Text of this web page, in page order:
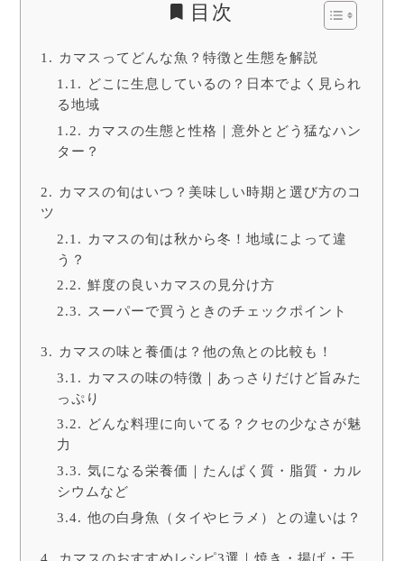
目次
カマスってどんな魚？特徴と生態を解説
どこに生息しているの？日本でよく見られ
る地域
カマスの生態と性格｜意外とどう猛なハン
ター？
カマスの旬はいつ？美味しい時期と選び方のコ
ツ
カマスの旬は秋から冬！地域によって違
う？
鮮度の良いカマスの見分け方
スーパーで買うときのチェックポイント
カマスの味と養価は？他の魚との比較も！
カマスの味の特徴｜あっさりだけど旨みた
っぷり
どんな料理に向いてる？クセの少なさが魅
力
気になる栄養価｜たんぱく質・脂質・カル
シウムなど
他の白身魚（タイやヒラメ）との違いは？